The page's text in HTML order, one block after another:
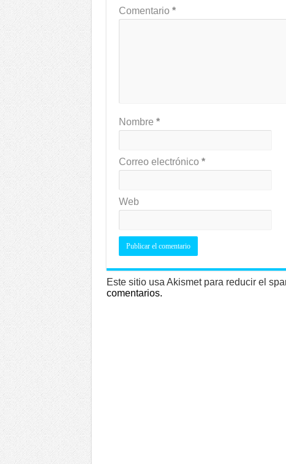
Comentario *
Nombre *
Correo electrónico *
Web
Este sitio usa Akismet para reducir el
comentarios.